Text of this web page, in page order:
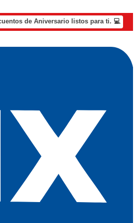
de Aniversario listos para ti. 💻